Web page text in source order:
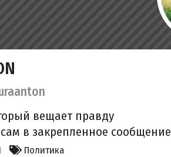
вещает правду
в закрепленное сообщение
Политика